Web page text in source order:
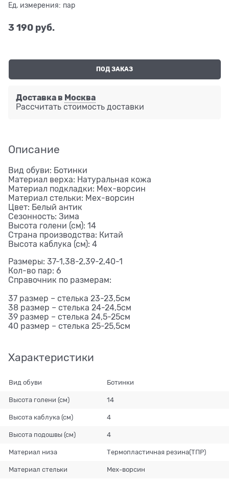
Ед. измерения: пар
3 190 руб.
ПОД ЗАКАЗ
Доставка в Москва
Рассчитать стоимость доставки
Описание
Вид обуви: Ботинки
Материал верха: Натуральная кожа
Материал подкладки: Мех-ворсин
Материал стельки: Мех-ворсин
Цвет: Белый антик
Сезонность: Зима
Высота голени (см): 14
Страна производства: Китай
Высота каблука (см): 4
Размеры: 37-1,38-2,39-2,40-1
Кол-во пар: 6
Справочник по размерам:
37 размер – стелька 23-23,5см
38 размер – стелька 24-24,5см
39 размер – стелька 24,5-25см
40 размер – стелька 25-25,5см
Характеристики
Вид обуви Ботинки
Высота голени (см) 14
Высота каблука (см) 4
Высота подошвы (см) 4
Материал низа Термопластичная резина(ТПР)
Материал стельки Мех-ворсин